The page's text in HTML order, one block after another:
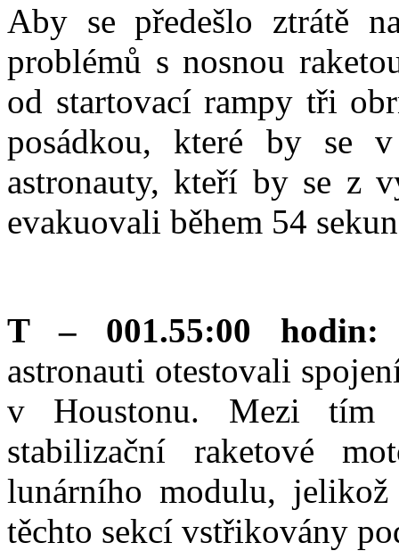
Aby se předešlo ztrátě
problémů s nosnou
od startovací rampy tři
posádkou, které by se
astronauty, kteří by se z
evakuovali během 54
T – 001.55:00
astronauti otestovali
v Houstonu. Mezi tím
stabilizační raketové
lunárního modulu,
těchto sekcí vstřikovány